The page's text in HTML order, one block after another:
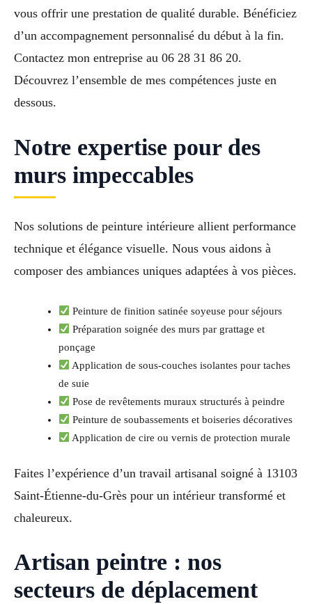
vous offrir une prestation de qualité durable. Bénéficiez
d’un accompagnement personnalisé du début à la fin.
Contactez mon entreprise au 06 28 31 86 20.
Découvrez l’ensemble de mes compétences juste en
dessous.
Notre expertise pour des
murs impeccables
Nos solutions de peinture intérieure allient performance
technique et élégance visuelle. Nous vous aidons à
composer des ambiances uniques adaptées à vos pièces.
Peinture de finition satinée soyeuse pour séjours
Préparation soignée des murs par grattage et
ponçage
Application de sous-couches isolantes pour taches
de suie
Pose de revêtements muraux structurés à peindre
Peinture de soubassements et boiseries décoratives
Application de cire ou vernis de protection murale
Faites l’expérience d’un travail artisanal soigné à 13103
Saint-Étienne-du-Grès pour un intérieur transformé et
chaleureux.
Artisan peintre : nos
secteurs de déplacement